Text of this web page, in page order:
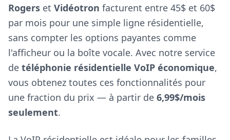
Rogers et Vidéotron facturent entre 45$ et 60$
par mois pour une simple ligne résidentielle,
sans compter les options payantes comme
l'afficheur ou la boîte vocale. Avec notre service
de téléphonie résidentielle VoIP économique,
vous obtenez toutes ces fonctionnalités pour
une fraction du prix — à partir de 6,99$/mois
seulement.